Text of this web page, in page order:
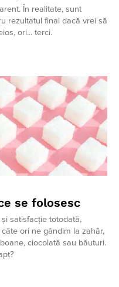
În realitate, sunt
rezultatul final dacă vrei să
ori... terci.
se folosesc
satisfacție totodată,
ori ne gândim la zahăr,
ciocolată sau băuturi.